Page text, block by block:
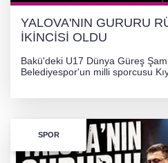
YALOVA'NIN GURURU
İKİNCİSİ OLDU
Bakü'deki U17 Dünya Güreş
Belediyespor'un milli sporcusu
SPOR